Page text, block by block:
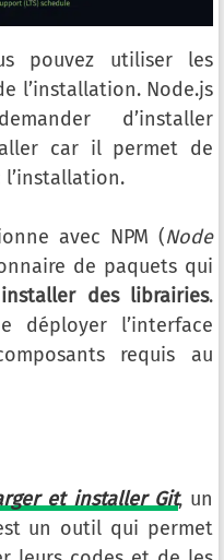
pouvez utiliser les
l’installation. Node.js
d’installer
car il permet de
avec NPM (Node
de paquets qui
des librairies.
déployer l’interface
requis au
et installer Git, un
un outil qui permet